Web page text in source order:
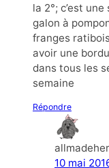
la 2°; c’est
galon à
franges
avoir une
dans tous les
semaine
Répondre
10 mai